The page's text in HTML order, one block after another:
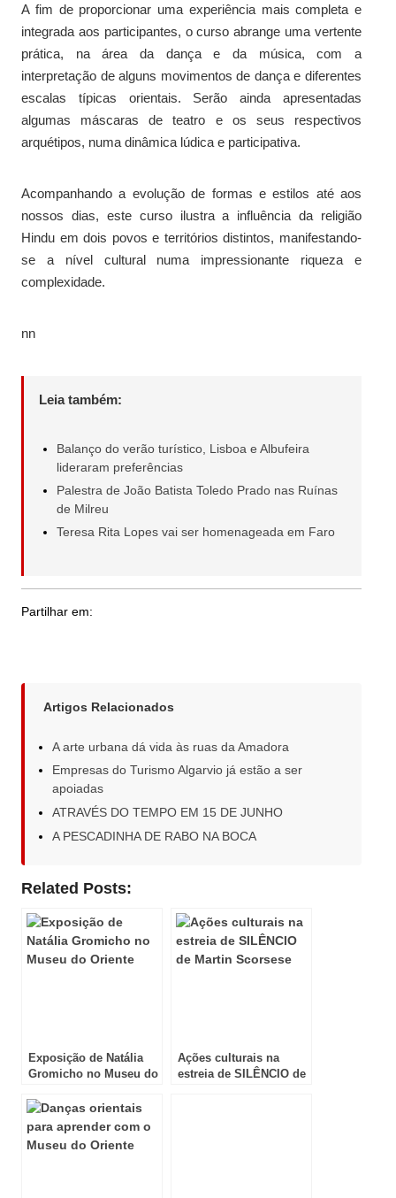
A fim de proporcionar uma experiência mais completa e
integrada aos participantes, o curso abrange uma vertente
prática, na área da dança e da música, com a
interpretação de alguns movimentos de dança e diferentes
escalas típicas orientais. Serão ainda apresentadas
algumas máscaras de teatro e os seus respectivos
arquétipos, numa dinâmica lúdica e participativa.
Acompanhando a evolução de formas e estilos até aos
nossos dias, este curso ilustra a influência da religião
Hindu em dois povos e territórios distintos, manifestando-
se a nível cultural numa impressionante riqueza e
complexidade.
nn
Leia também:
Balanço do verão turístico, Lisboa e Albufeira
lideraram preferências
Palestra de João Batista Toledo Prado nas Ruínas
de Milreu
Teresa Rita Lopes vai ser homenageada em Faro
Partilhar em:
Artigos Relacionados
A arte urbana dá vida às ruas da Amadora
Empresas do Turismo Algarvio já estão a ser
apoiadas
ATRAVÉS DO TEMPO EM 15 DE JUNHO
A PESCADINHA DE RABO NA BOCA
Related Posts:
Exposição de Natália
Gromicho no Museu do
Ações culturais na
estreia de SILÊNCIO de